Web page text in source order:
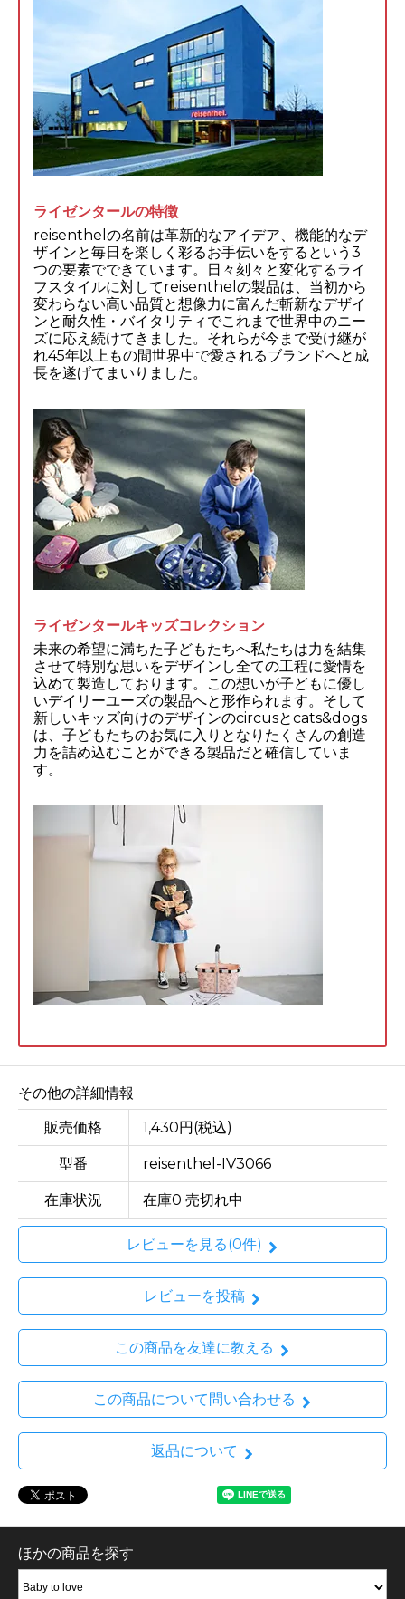
ライゼンタールの特徴
reisenthelの名前は革新的なアイデア、機能的なデ
ザインと毎日を楽しく彩るお手伝いをするという3
つの要素でできています。日々刻々と変化するライ
フスタイルに対してreisenthelの製品は、当初から
変わらない高い品質と想像力に富んだ斬新なデザイ
ンと耐久性・バイタリティでこれまで世界中のニー
ズに応え続けてきました。それらが今まで受け継が
れ45年以上もの間世界中で愛されるブランドへと成
長を遂げてまいりました。
ライゼンタールキッズコレクション
未来の希望に満ちた子どもたちへ私たちは力を結集
させて特別な思いをデザインし全ての工程に愛情を
込めて製造しております。この想いが子どもに優し
いデイリーユーズの製品へと形作られます。そして
新しいキッズ向けのデザインのcircusとcats&dogs
は、子どもたちのお気に入りとなりたくさんの創造
力を詰め込むことができる製品だと確信していま
す。
その他の詳細情報
販売価格 1,430円(税込)
型番 reisenthel-IV3066
在庫状況 在庫0 売切れ中
レビューを見る(0件)
レビューを投稿
この商品を友達に教える
この商品について問い合わせる
返品について
ほかの商品を探す